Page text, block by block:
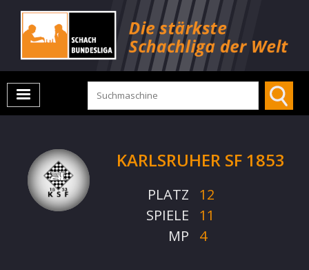
KARLSRUHER SF 1853
PLATZ
12
SPIELE
11
MP
4